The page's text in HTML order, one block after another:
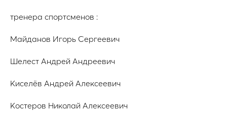
тренера спортсменов :
Майданов Игорь Сергеевич
Шелест Андрей Андреевич
Киселёв Андрей Алексеевич
Костеров Николай Алексеевич